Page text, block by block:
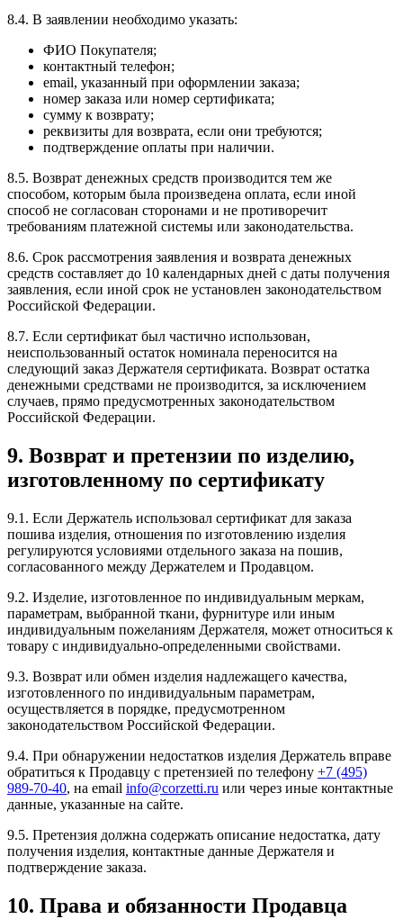
8.4. В заявлении необходимо указать:
ФИО Покупателя;
контактный телефон;
email, указанный при оформлении заказа;
номер заказа или номер сертификата;
сумму к возврату;
реквизиты для возврата, если они требуются;
подтверждение оплаты при наличии.
8.5. Возврат денежных средств производится тем же
способом, которым была произведена оплата, если иной
способ не согласован сторонами и не противоречит
требованиям платежной системы или законодательства.
8.6. Срок рассмотрения заявления и возврата денежных
средств составляет до 10 календарных дней с даты получения
заявления, если иной срок не установлен законодательством
Российской Федерации.
8.7. Если сертификат был частично использован,
неиспользованный остаток номинала переносится на
следующий заказ Держателя сертификата. Возврат остатка
денежными средствами не производится, за исключением
случаев, прямо предусмотренных законодательством
Российской Федерации.
9. Возврат и претензии по изделию,
изготовленному по сертификату
9.1. Если Держатель использовал сертификат для заказа
пошива изделия, отношения по изготовлению изделия
регулируются условиями отдельного заказа на пошив,
согласованного между Держателем и Продавцом.
9.2. Изделие, изготовленное по индивидуальным меркам,
параметрам, выбранной ткани, фурнитуре или иным
индивидуальным пожеланиям Держателя, может относиться к
товару с индивидуально-определенными свойствами.
9.3. Возврат или обмен изделия надлежащего качества,
изготовленного по индивидуальным параметрам,
осуществляется в порядке, предусмотренном
законодательством Российской Федерации.
9.4. При обнаружении недостатков изделия Держатель вправе
обратиться к Продавцу с претензией по телефону +7 (495)
989-70-40, на email info@corzetti.ru или через иные контактные
данные, указанные на сайте.
9.5. Претензия должна содержать описание недостатка, дату
получения изделия, контактные данные Держателя и
подтверждение заказа.
10. Права и обязанности Продавца